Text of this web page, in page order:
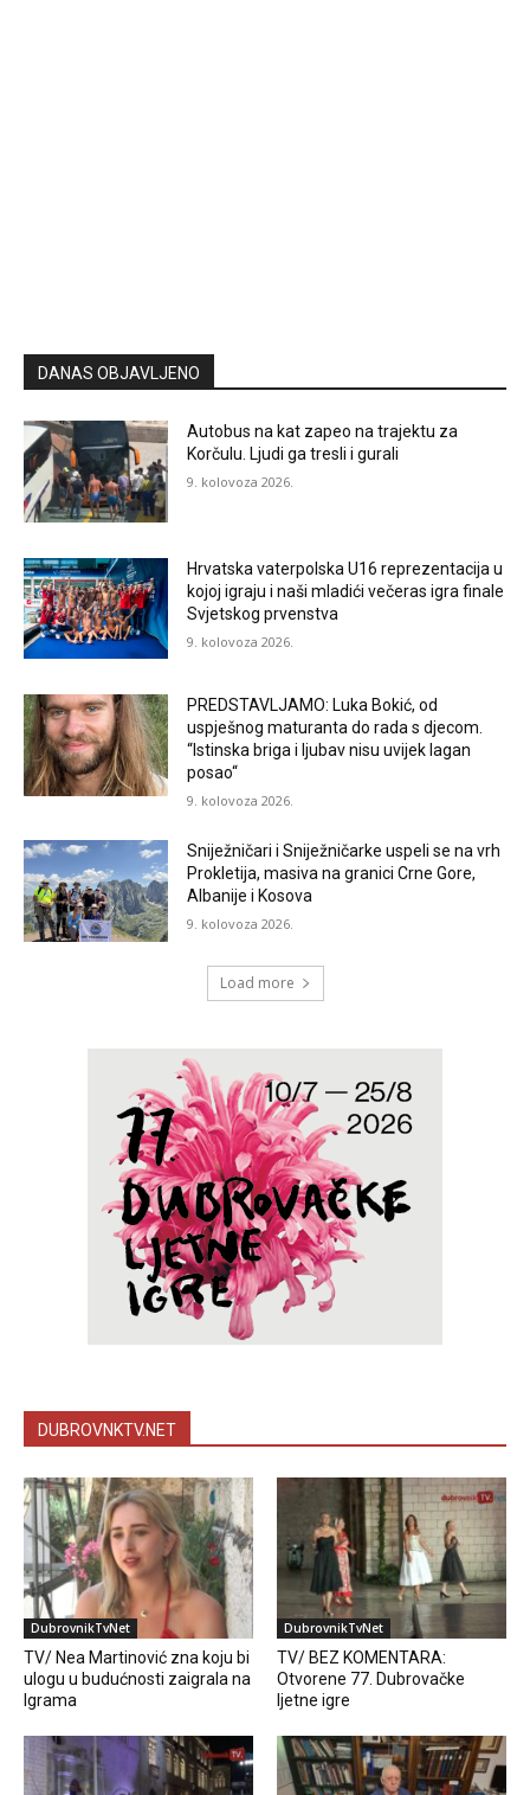
DANAS OBJAVLJENO
Autobus na kat zapeo na trajektu za
Korčulu. Ljudi ga tresli i gurali
9. kolovoza 2026.
Hrvatska vaterpolska U16 reprezentacija u
kojoj igraju i naši mladići večeras igra finale
Svjetskog prvenstva
9. kolovoza 2026.
PREDSTAVLJAMO: Luka Bokić, od
uspješnog maturanta do rada s djecom.
“Istinska briga i ljubav nisu uvijek lagan
posao“
9. kolovoza 2026.
Sniježničari i Sniježničarke uspeli se na vrh
Prokletija, masiva na granici Crne Gore,
Albanije i Kosova
9. kolovoza 2026.
Load more
DUBROVNKTV.NET
DubrovnikTvNet
TV/ Nea Martinović zna koju bi
ulogu u budućnosti zaigrala na
Igrama
DubrovnikTvNet
TV/ BEZ KOMENTARA:
Otvorene 77. Dubrovačke
ljetne igre